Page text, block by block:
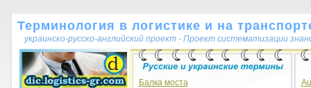
Терминология в логистике и на
украинско-русско-английский проект - Проект систематизации
Балка моста